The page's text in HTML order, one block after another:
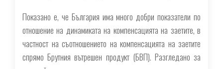
Показано е, че България има много добри показатели по
отношение на динамиката на компенсацията на заетите, в
частност на съотношението на компенсацията на заетите
спрямо Брутния вътрешен продукт (БВП). Разгледано за